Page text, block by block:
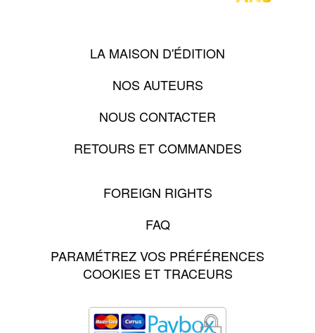
LA MAISON D'ÉDITION
NOS AUTEURS
NOUS CONTACTER
RETOURS ET COMMANDES
FOREIGN RIGHTS
FAQ
PARAMÉTREZ VOS PRÉFÉRENCES
COOKIES ET TRACEURS